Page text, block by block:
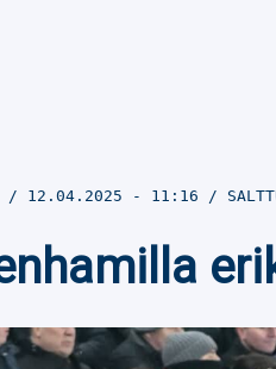
12.04.2025 - 11:16